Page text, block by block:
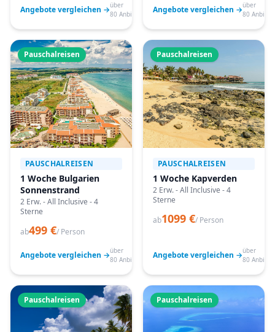
Angebote vergleichen →über
80 Anbieter
Angebote vergleichen →über
80
Pauschalreisen
PAUSCHALREISEN
1 Woche Bulgarien
Sonnenstrand
2 Erw. - All Inclusive - 4
Sterne
ab499 €/ Person
Angebote vergleichen →über
80 Anbieter
Pauschalreisen
PAUSCHALREISEN
1 Woche Kapverden
2 Erw. - All Inclusive - 4
Sterne
ab1099 €/ Person
Angebote vergleichen →über
80
Pauschalreisen Pauschalreisen